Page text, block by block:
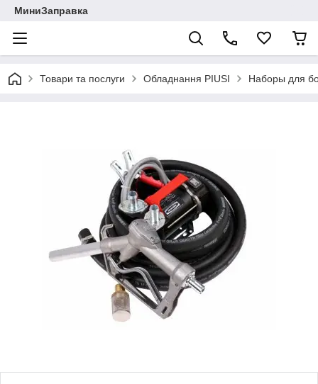
МиниЗаправка
Товари та послуги Обладнання PIUSI Наборы для